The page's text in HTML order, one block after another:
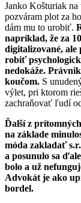
Janko Košturiak
pozváram plot za
dám mu to urobiť.
napríklad, že za
digitalizované,
robiť
nedokáže.
koučom. S
výlet, pri ktorom
zachraňovať ľudí
Ďalší z
na základe
móda zakladať
a posunulo sa
bolo a už
Advokát je ako
bordel.